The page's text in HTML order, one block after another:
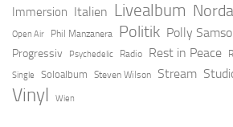
Immersion Italien Livealbum
Open Air Phil Manzanera Politik Polly
Progressiv Psychedelic Radio Rest in Peace
Single Soloalbum Steven Wilson Stream
Vinyl Wien